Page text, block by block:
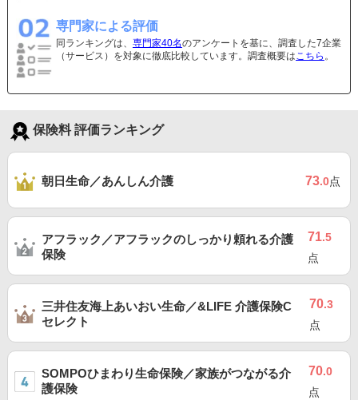
専門家による評価
同ランキングは、 専門家40名のアンケートを基に、調査した7企業
（サービス）を対象に徹底比較しています。調査概要はこちら 。
保険料 評価ランキング
朝日生命／あんしん介護 73.0点
アフラック／アフラックのしっかり頼れる介護
保険
71.5
点
三井住友海上あいおい生命／&LIFE 介護保険C
セレクト
70.3
点
SOMPOひまわり生命保険／家族がつながる介
護保険
70.0
点